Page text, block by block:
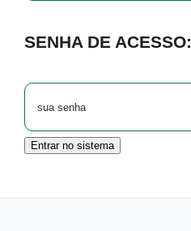
SENHA DE ACESSO:
Entrar no sistema